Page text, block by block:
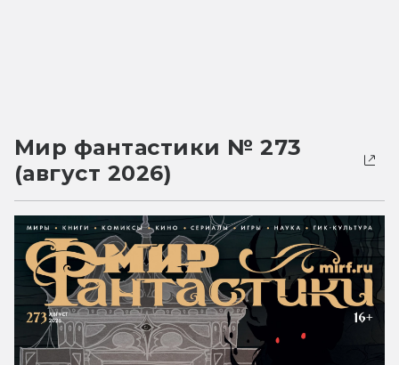
Мир фантастики № 273
(август 2026)